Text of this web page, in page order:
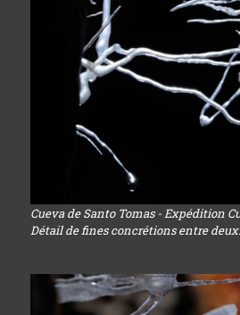
Cueva de Santo Tomas - Expédition
Détail de fines concrétions entre